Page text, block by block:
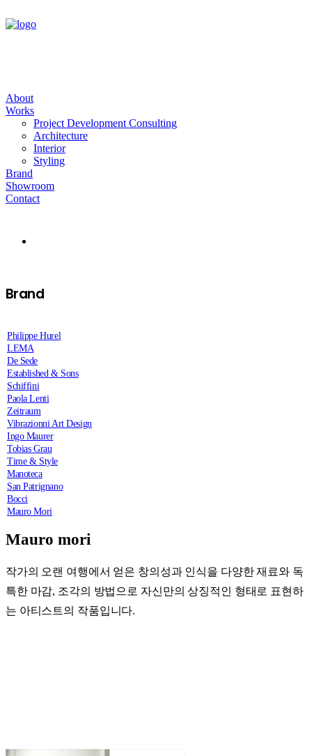
About
Works
Project Development Consulting
Architecture
Interior
Styling
Brand
Showroom
Contact
Brand
Philippe Hurel
LEMA
De Sede
Established & Sons
Schiffini
Paola Lenti
Zeitraum
Vibrazionni Art Design
Ingo Maurer
Tobias Grau
Time & Style
Manoteca
San Patrignano
Bocci
Mauro Mori
Mauro mori
작가의 오랜 여행에서 얻은 창의성과 인식을 다양한 재료와 독
특한 마감, 조각의 방법으로 자신만의 상징적인 형태로 표현하
는 아티스트의 작품입니다.